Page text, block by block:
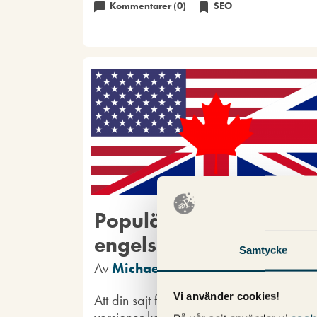
Samtycke
Vi använder cookies!
Kommentarer (0)
SEO
Populärt med flera
engelska versioner
Av Michael Wahlgren
Att din sajt finns i flera olika engelska